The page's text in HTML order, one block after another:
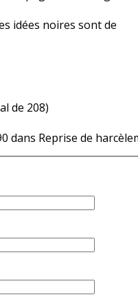
idées noires sont de
de 208)
dans Reprise de